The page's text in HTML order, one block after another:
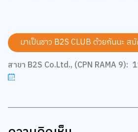
มาเป็นชาว B2S CLUB ด้วยกันนะ ส
สาขา B2S Co.Ltd., (CPN RAMA 9):